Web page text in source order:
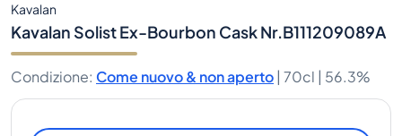
Kavalan
Kavalan Solist Ex-Bourbon Cask Nr.B111209089A
Condizione: Come nuovo & non aperto | 70cl | 56.3%